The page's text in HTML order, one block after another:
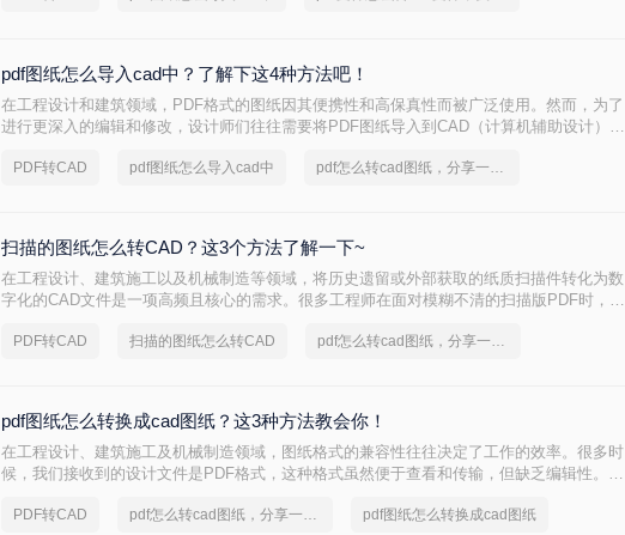
pdf图纸怎么导入cad中？了解下这4种方法吧！
在工程设计和建筑领域，PDF格式的图纸因其便携性和高保真性而被广泛使用。然而，为了
进行更深入的编辑和修改，设计师们往往需要将PDF图纸导入到CAD（计算机辅助设计）软
PDF转CAD pdf图纸怎么导入cad中 pdf怎么转cad图纸，分享一种简单的方法
扫描的图纸怎么转CAD？这3个方法了解一下~
在工程设计、建筑施工以及机械制造等领域，将历史遗留或外部获取的纸质扫描件转化为数
字化的CAD文件是一项高频且核心的需求。很多工程师在面对模糊不清的扫描版PDF时，常
一个“逆向工程”的过程，需要借助专业的工具与合理的流程来实现。
PDF转CAD 扫描的图纸怎么转CAD pdf怎么转cad图纸，分享一种简单的方法
pdf图纸怎么转换成cad图纸？这3种方法教会你！
在工程设计、建筑施工及机械制造领域，图纸格式的兼容性往往决定了工作的效率。很多时
候，我们接收到的设计文件是PDF格式，这种格式虽然便于查看和传输，但缺乏编辑性。当
转换成cad图纸”这一核心难题。
PDF转CAD pdf怎么转cad图纸，分享一种简单的方法 pdf图纸怎么转换成cad图纸